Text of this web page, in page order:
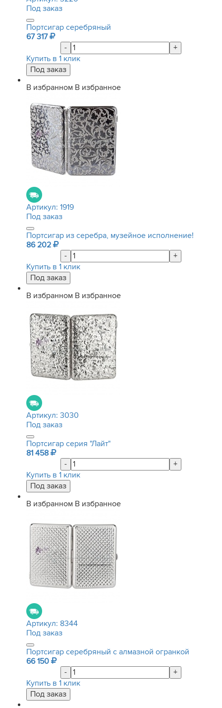
Под заказ
Портсигар серебряный
67 317
-
+
Купить в 1 клик
В избранном В избранное
Артикул: 1919
Под заказ
Портсигар из серебра, музейное исполнение!
86 202
-
+
Купить в 1 клик
В избранном В избранное
Артикул: 3030
Под заказ
Портсигар серия "Лайт"
81 458
-
+
Купить в 1 клик
В избранном В избранное
Артикул: 8344
Под заказ
Портсигар серебряный с алмазной огранкой
66 150
-
+
Купить в 1 клик